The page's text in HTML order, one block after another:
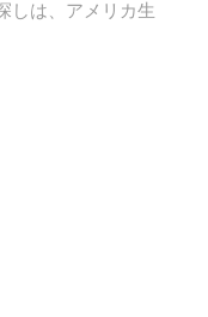
しは、アメリカ生